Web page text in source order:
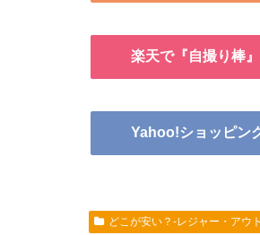
楽天で『自撮り棒
Yahoo!ショッピン
どこが安い？-レジャー・アウ